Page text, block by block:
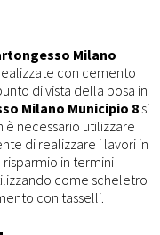
Milano
con cemento
di vista della posa in
Milano Municipio 8 si
necessario utilizzare
di realizzare i lavori in
in termini
come scheletro
con tasselli.